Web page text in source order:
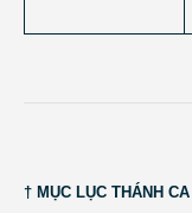
† MỤC LỤC THÁNH CA